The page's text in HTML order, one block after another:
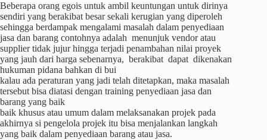
Beberapa orang egois untuk ambil keuntungan untuk dirinya
sendiri yang berakibat besar sekali kerugian yang diperoleh
sehingga berdampak mengalami masalah dalam penyediaan
jasa dan barang contohnya adalah menunjuk vendor atau
supplier tidak jujur hingga terjadi penambahan nilai proyek
yang jauh dari harga sebenarnya, berakibat dapat dikenakan
hukuman pidana bahkan di bui
kalau ada peraturan yang jadi telah ditetapkan, maka masalah
tersebut bisa diatasi dengan training penyediaan jasa dan
barang yang baik
baik khusus atau umum dalam melaksanakan projek pada
akhirnya si pengelola projek itu bisa menjalankan langkah
yang baik dalam penyediaan barang atau jasa.